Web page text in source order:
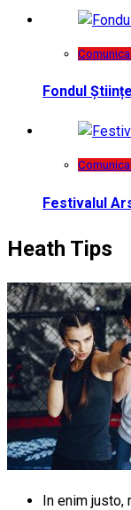
Fondul
Festivalul
Heath Tips
In enim justo,